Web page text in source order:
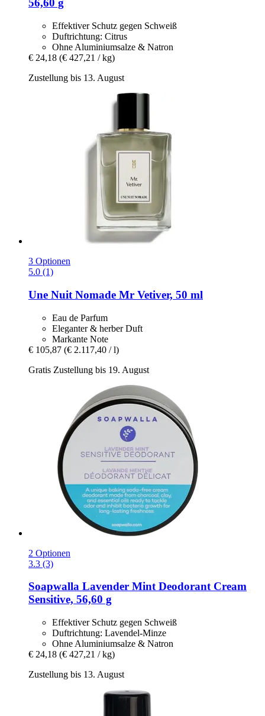
56,60 g
Effektiver Schutz gegen Schweiß
Duftrichtung: Citrus
Ohne Aluminiumsalze & Natron
€ 24,18 (€ 427,21 / kg)
Zustellung bis 13. August
3 Optionen
5.0 (1)
Une Nuit Nomade Mr Vetiver, 50 ml
Eau de Parfum
Eleganter & herber Duft
Markante Note
€ 105,87 (€ 2.117,40 / l)
Gratis Zustellung bis 19. August
2 Optionen
3.3 (3)
Soapwalla Lavender Mint Deodorant Cream
Sensitive, 56,60 g
Effektiver Schutz gegen Schweiß
Duftrichtung: Lavendel-Minze
Ohne Aluminiumsalze & Natron
€ 24,18 (€ 427,21 / kg)
Zustellung bis 13. August